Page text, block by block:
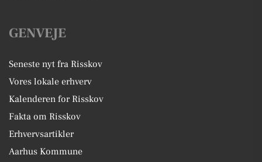
GENVEJE
Seneste nyt fra Risskov
Vores lokale erhverv
Kalenderen for Risskov
Fakta om Risskov
Erhvervsartikler
Aarhus Kommune